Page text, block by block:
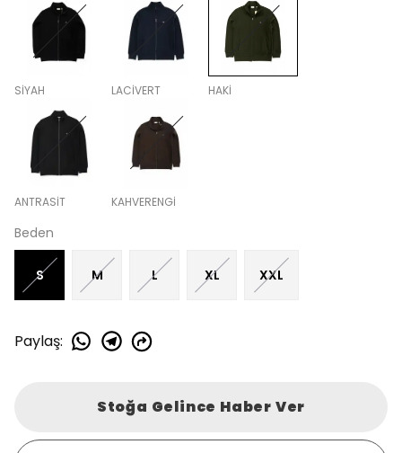
SİYAH LACİVERT HAKİ
ANTRASİT KAHVERENGİ
Beden
S M L XL XXL
Paylaş:
Stoğa Gelince Haber Ver